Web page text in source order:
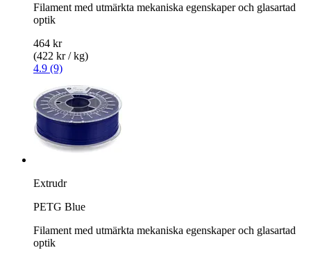
Filament med utmärkta mekaniska egenskaper och glasartad
optik
464 kr
(422 kr / kg)
4.9 (9)
Extrudr
PETG Blue
Filament med utmärkta mekaniska egenskaper och glasartad
optik